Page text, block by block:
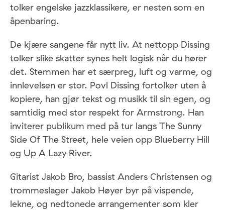
tolker engelske jazzklassikere, er nesten som en
åpenbaring.
De kjære sangene får nytt liv. At nettopp Dissing
tolker slike skatter synes helt logisk når du hører
det. Stemmen har et særpreg, luft og varme, og
innlevelsen er stor. Povl Dissing fortolker uten å
kopiere, han gjør tekst og musikk til sin egen, og
samtidig med stor respekt for Armstrong. Han
inviterer publikum med på tur langs The Sunny
Side Of The Street, hele veien opp Blueberry Hill
og Up A Lazy River.
Gitarist Jakob Bro, bassist Anders Christensen og
trommeslager Jakob Høyer byr på vispende,
lekne, og nedtonede arrangementer som kler